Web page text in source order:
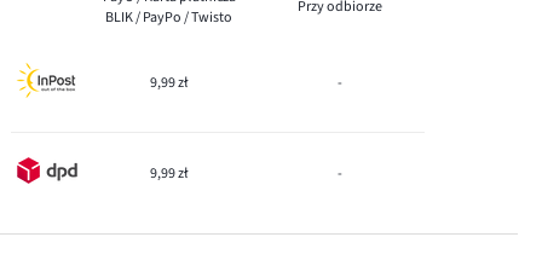
BLIK / PayPo / Twisto
Przy odbiorze
9,99 zł -
9,99 zł -